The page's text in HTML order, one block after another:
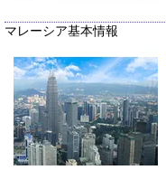
マレーシア基本情報